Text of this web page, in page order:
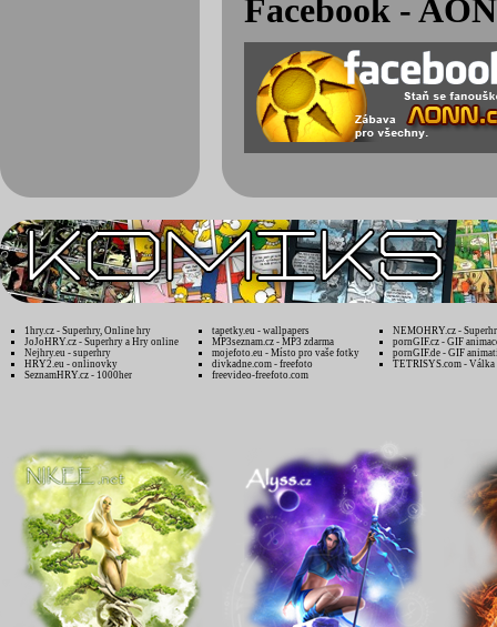
Facebook -
1hry.cz - Superhry, Online hry
JoJoHRY.cz - Superhry a Hry online
Nejhry.eu - superhry
HRY2.eu - onlinovky
SeznamHRY.cz - 1000her
tapetky.eu - wallpapers
MP3seznam.cz - MP3 zdarma
mojefoto.eu - Místo pro vaše fotky
divkadne.com - freefoto
freevideo-freefoto.com
NEMOHRY.cz -
pornGIF.cz - GIF
pornGIF.de - GIF
TETRISYS.com - Válka